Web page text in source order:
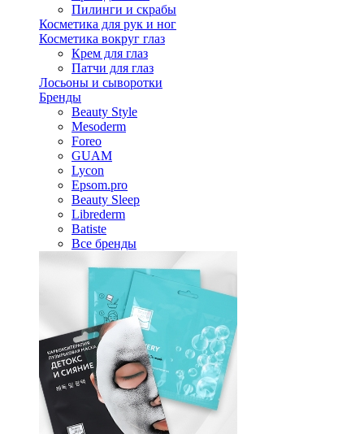
Пилинги и скрабы
Косметика для рук и ног
Косметика вокруг глаз
Крем для глаз
Патчи для глаз
Лосьоны и сыворотки
Бренды
Beauty Style
Mesoderm
Foreo
GUAM
Lycon
Epsom.pro
Beauty Sleep
Librederm
Batiste
Все бренды